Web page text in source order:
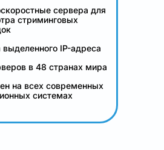
сервера для
стриминговых
IP-адреса
в 48 странах мира
на всех современных
системах